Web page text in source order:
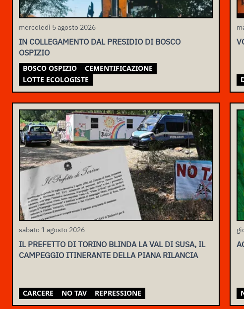
mercoledì 5 agosto 2026
IN COLLEGAMENTO DAL PRESIDIO DI BOSCO
OSPIZIO
BOSCO OSPIZIO
CEMENTIFICAZIONE
LOTTE ECOLOGISTE
sabato 1 agosto 2026
IL PREFETTO DI TORINO BLINDA LA VAL DI SUSA, IL
CAMPEGGIO ITINERANTE DELLA PIANA RILANCIA
CARCERE NO TAV REPRESSIONE